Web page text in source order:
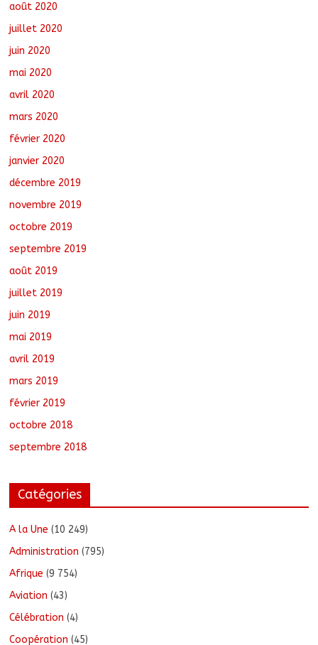
août 2020
juillet 2020
juin 2020
mai 2020
avril 2020
mars 2020
février 2020
janvier 2020
décembre 2019
novembre 2019
octobre 2019
septembre 2019
août 2019
juillet 2019
juin 2019
mai 2019
avril 2019
mars 2019
février 2019
octobre 2018
septembre 2018
Catégories
A la Une (10 249)
Administration (795)
Afrique (9 754)
Aviation (43)
Célébration (4)
Coopération (45)